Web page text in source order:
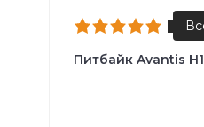
Питбайк Avantis